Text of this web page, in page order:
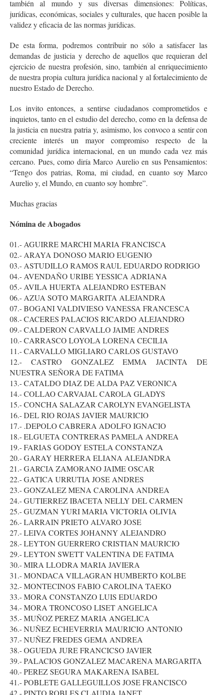
también al mundo y sus diversas dimensiones: Políticas,
jurídicas, económicas, sociales y culturales, que hacen posible la
validez y eficacia de las normas jurídicas.
De esta forma, podremos contribuir no sólo a satisfacer las
demandas de justicia y derecho de aquellos que requieran del
ejercicio de nuestra profesión, sino, también al enriquecimiento
de nuestra propia cultura jurídica nacional y al fortalecimiento de
nuestro Estado de Derecho.
Los invito entonces, a sentirse ciudadanos comprometidos e
inquietos, tanto en el estudio del derecho, como en la defensa de
la justicia en nuestra patria y, asimismo, los convoco a sentir con
creciente interés un mayor compromiso respecto de la
comunidad jurídica internacional, en un mundo cada vez más
cercano. Pues, como diría Marco Aurelio en sus Pensamientos:
“Tengo dos patrias, Roma, mi ciudad, en cuanto soy Marco
Aurelio y, el Mundo, en cuanto soy hombre”.
Muchas gracias
Nómina de Abogados
01.- AGUIRRE MARCHI MARIA FRANCISCA
02.- ARAYA DONOSO MARIO EUGENIO
03.- ASTUDILLO RAMOS RAUL EDUARDO RODRIGO
04.- AVENDAÑO URIBE YESSICA ADRIANA
05.- AVILA HUERTA ALEJANDRO ESTEBAN
06.- AZUA SOTO MARGARITA ALEJANDRA
07.- BOGANI VALDIVIESO VANESSA FRANCESCA
08.- CACERES PALACIOS RICARDO ALEJANDRO
09.- CALDERON CARVALLO JAIME ANDRES
10.- CARRASCO LOYOLA LORENA CECILIA
11.- CARVALLO MIGLIARO CARLOS GUSTAVO
12.- CASTRO GONZALEZ EMMA JACINTA DE
NUESTRA SEÑORA DE FATIMA
13.- CATALDO DIAZ DE ALDA PAZ VERONICA
14.- COLLAO CARVAJAL CAROLA GLADYS
15.- CONCHA SALAZAR CAROLYN EVANGELISTA
16.- DEL RIO ROJAS JAVIER MAURICIO
17.- .DEPOLO CABRERA ADOLFO IGNACIO
18.- ELGUETA CONTRERAS PAMELA ANDREA
19.- FARIAS GODOY ESTELA CONSTANZA
20.- GARAY HERRERA ELIANA ALEJANDRA
21.- GARCIA ZAMORANO JAIME OSCAR
22.- GATICA URRUTIA JOSE ANDRES
23.- GONZALEZ MENA CAROLINA ANDREA
24.- GUTIERREZ IBACETA NELLY DEL CARMEN
25.- GUZMAN YURI MARIA VICTORIA OLIVIA
26.- LARRAIN PRIETO ALVARO JOSE
27.- LEIVA CORTES JOHANNY ALEJANDRO
28.- LEYTON GUERRERO CRISTIAN MAURICIO
29.- LEYTON SWETT VALENTINA DE FATIMA
30.- MIRA LLODRA MARIA JAVIERA
31.- MONDACA VILLAGRAN HUMBERTO KOLBE
32.- MONTECINOS FABIO CAROLINA TAEKO
33.- MORA CONSTANZO LUIS EDUARDO
34.- MORA TRONCOSO LISET ANGELICA
35.- MUÑOZ PEREZ MARIA ANGELICA
36.- NUÑEZ ECHEVERRIA MAURICIO ANTONIO
37.- NUÑEZ FREDES GEMA ANDREA
38.- OGUEDA JURE FRANCICSO JAVIER
39.- PALACIOS GONZALEZ MACARENA MARGARITA
40.- PEREZ SEGURA MAKARENA ISABEL
41.- POBLETE GALLEGUILLOS JOSE FRANCISCO
42.- PINTO ROBLES CLAUDIA JANET